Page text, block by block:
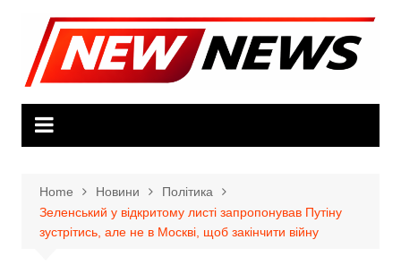
content
Home Новини
Політика
Зеленський у відкритому листі запропонував Путіну
зустрітись, але не в Москві, щоб закінчити війну